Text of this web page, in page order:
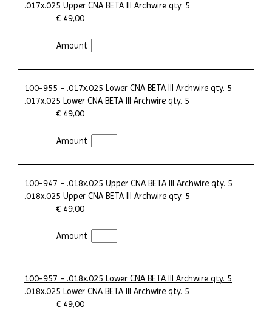
.017x.025 Upper CNA BETA III Archwire qty. 5
€ 49,00
Amount
100-955 - .017x.025 Lower CNA BETA III Archwire qty. 5
.017x.025 Lower CNA BETA III Archwire qty. 5
€ 49,00
Amount
100-947 - .018x.025 Upper CNA BETA III Archwire qty. 5
.018x.025 Upper CNA BETA III Archwire qty. 5
€ 49,00
Amount
100-957 - .018x.025 Lower CNA BETA III Archwire qty. 5
.018x.025 Lower CNA BETA III Archwire qty. 5
€ 49,00